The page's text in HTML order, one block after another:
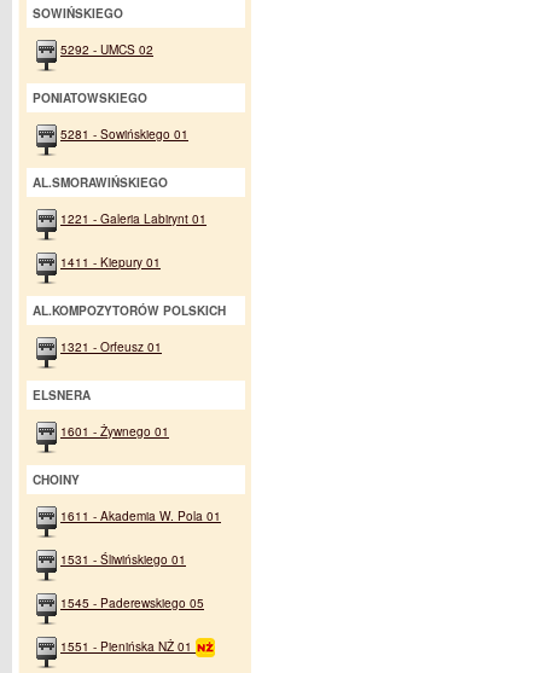
SOWIŃSKIEGO
5292 - UMCS 02
PONIATOWSKIEGO
5281 - Sowińskiego 01
AL.SMORAWIŃSKIEGO
1221 - Galeria Labirynt 01
1411 - Kiepury 01
AL.KOMPOZYTORÓW POLSKICH
1321 - Orfeusz 01
ELSNERA
1601 - Żywnego 01
CHOINY
1611 - Akademia W. Pola 01
1531 - Śliwińskiego 01
1545 - Paderewskiego 05
1551 - Pienińska NŻ 01